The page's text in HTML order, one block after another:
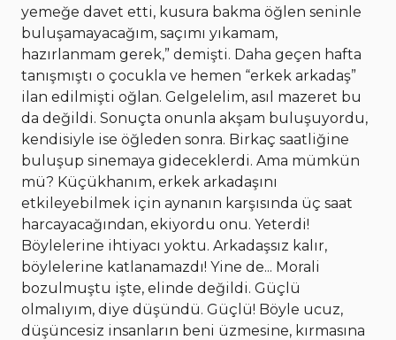
yemeğe davet etti, kusura bakma öğlen seninle
buluşamayacağım, saçımı yıkamam,
hazırlanmam gerek,” demişti. Daha geçen hafta
tanışmıştı o çocukla ve hemen “erkek arkadaş”
ilan edilmişti oğlan. Gelgelelim, asıl mazeret bu
da değildi. Sonuçta onunla akşam buluşuyordu,
kendisiyle ise öğleden sonra. Birkaç saatliğine
buluşup sinemaya gideceklerdi. Ama mümkün
mü? Küçükhanım, erkek arkadaşını
etkileyebilmek için aynanın karşısında üç saat
harcayacağından, ekiyordu onu. Yeterdi!
Böylelerine ihtiyacı yoktu. Arkadaşsız kalır,
böylelerine katlanamazdı! Yine de... Morali
bozulmuştu işte, elinde değildi. Güçlü
olmalıyım, diye düşündü. Güçlü! Böyle ucuz,
düşüncesiz insanların beni üzmesine, kırmasına